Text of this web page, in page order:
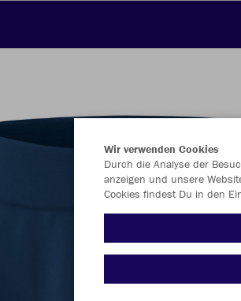
Wir verwenden Cookies
Durch die Analyse der
anzeigen und unsere
Cookies findest Du in den